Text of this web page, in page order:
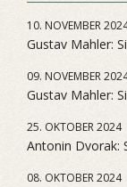
10. NOVEMBER
Gustav Mahler:
09. NOVEMBER
Gustav Mahler:
25. OKTOBER 2024
Antonin Dvorak:
08. OKTOBER 2024